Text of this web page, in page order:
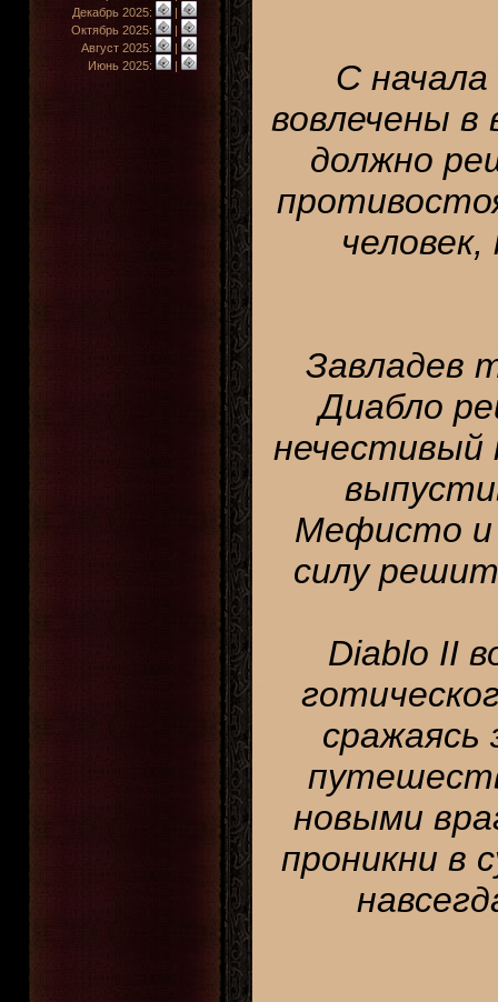
Декабрь 2025:
|
Октябрь 2025:
|
Август 2025:
|
Июнь 2025:
|
С
вовлечены в
должно
Завладев
Диабло
нечестивый
Мефисто и
силу
Diablo II
сражаясь
новыми
проникни в